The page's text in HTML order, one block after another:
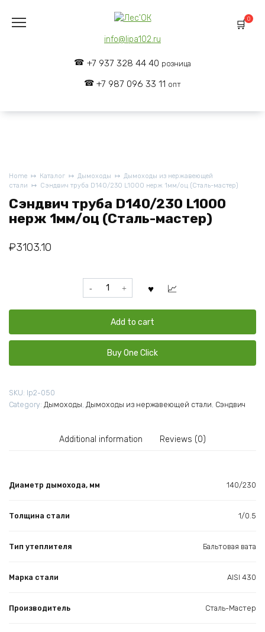
content
info@lipa102.ru
+7 937 328 44 40 розница
+7 987 096 33 11 опт
0
Home Каталог Дымоходы
Дымоходы из нержавеющей
стали
Сэндвич труба D140/230 L1000 нерж 1мм/оц (Сталь-мастер)
Сэндвич труба D140/230 L1000
нерж 1мм/оц (Сталь-мастер)
₽3103.10
Сэндвич
труба
D140/230
нерж
Add to cart
Buy One Click
SKU: lp2-050
Category: Дымоходы Дымоходы из нержавеющей стали Сэндвич
Additional information Reviews (0)
Диаметр дымохода, мм 140/230
Толщина стали 1/0.5
Тип утеплителя Бальтовая вата
Марка стали AISI 430
Производитель Сталь-Мастер